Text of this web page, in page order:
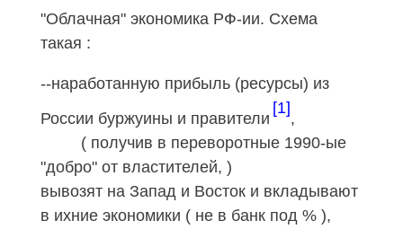
"Облачная" экономика РФ-ии. Схема
такая :
--наработанную прибыль (ресурсы) из
России буржуины и правители
[1]
,
( получив в переворотные 1990-ые
"добро" от властителей, )
вывозят на Запад и Восток и вкладывают
в ихние экономики ( не в банк под % ),